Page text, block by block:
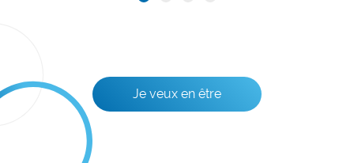
Je veux en être